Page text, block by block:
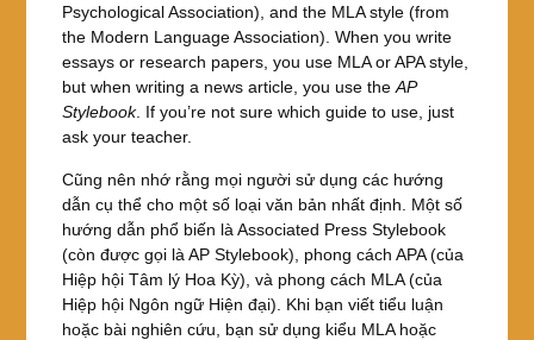
Psychological Association), and the MLA style (from
the Modern Language Association). When you write
essays or research papers, you use MLA or APA style,
but when writing a news article, you use the AP
Stylebook. If you’re not sure which guide to use, just
ask your teacher.
Cũng nên nhớ rằng mọi người sử dụng các hướng
dẫn cụ thể cho một số loại văn bản nhất định. Một số
hướng dẫn phổ biến là Associated Press Stylebook
(còn được gọi là AP Stylebook), phong cách APA (của
Hiệp hội Tâm lý Hoa Kỳ), và phong cách MLA (của
Hiệp hội Ngôn ngữ Hiện đại). Khi bạn viết tiểu luận
hoặc bài nghiên cứu, bạn sử dụng kiểu MLA hoặc